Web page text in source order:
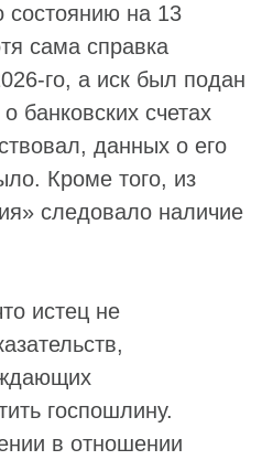
состоянию на 13
сама справка
го, а иск был подан
банковских счетах
данных о его
Кроме того, из
следовало наличие
истец не
госпошлину.
в отношении